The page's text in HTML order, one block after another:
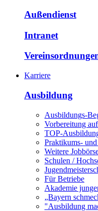
Außendienst
Intranet
Karriere
Ausbildung
Ausbildungs-
Vorbereitung
TOP-
Praktikums-
Weitere
Schulen /
Für Betriebe
Akademie
„Bayern
"Ausbildung